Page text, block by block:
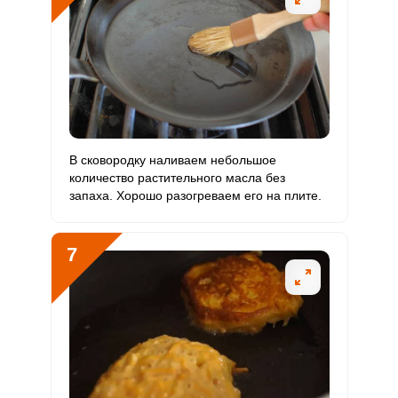
В сковородку наливаем небольшое
количество растительного масла без
запаха. Хорошо разогреваем его на плите.
7